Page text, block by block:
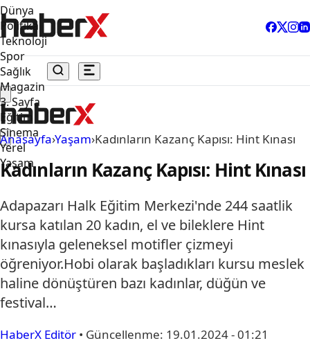
Dünya
Politika
Teknoloji
Spor
Sağlık
Magazin
3. Sayfa
Eğitim
Sinema
Yerel
Yaşam
Anasayfa›Yaşam›Kadınların Kazanç Kapısı: Hint Kınası
Kadınların Kazanç Kapısı: Hint Kınası
Adapazarı Halk Eğitim Merkezi'nde 244 saatlik
kursa katılan 20 kadın, el ve bileklere Hint
kınasıyla geleneksel motifler çizmeyi
öğreniyor.Hobi olarak başladıkları kursu meslek
haline dönüştüren bazı kadınlar, düğün ve
festival…
HaberX Editör • Güncellenme: 19.01.2024 - 01:21